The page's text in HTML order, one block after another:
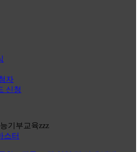
자
신청
기부교육zzz
스터